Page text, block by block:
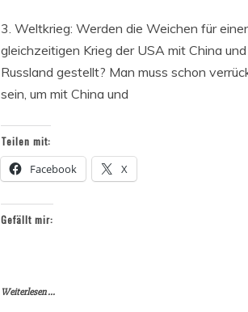
3. Weltkrieg: Werden die Weichen für
gleichzeitigen Krieg der USA mit China und
Russland gestellt? Man muss schon
sein, um mit China und
Teilen mit:
Facebook X
Gefällt mir:
Weiterlesen ...